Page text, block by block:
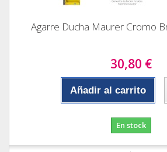
Agarre Ducha Maurer Cromo
30,80 €
Añadir al carrito
En stock